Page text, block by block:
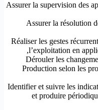
-Assurer la supervision des
-Assurer la résolution
-Réaliser les gestes
l’exploitation en
-Dérouler les
Production selon les
-Identifier et suivre les
et produire